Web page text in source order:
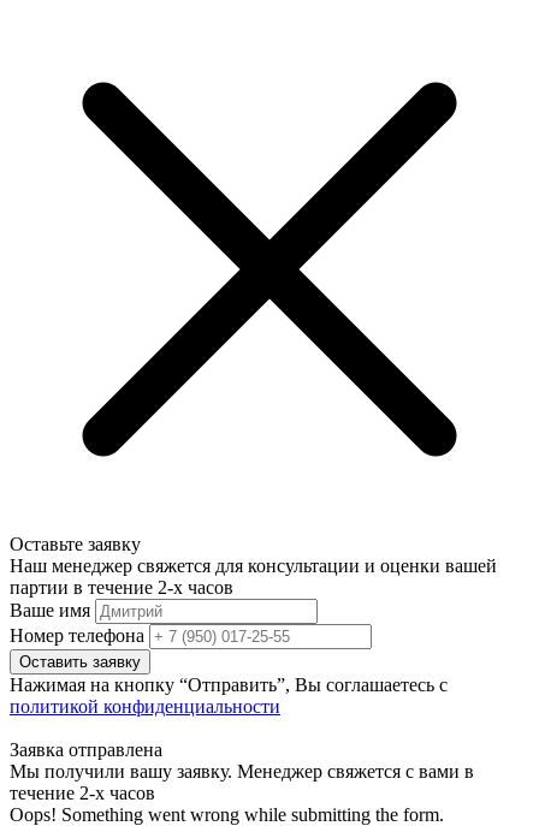
Оставьте заявку
Наш менеджер свяжется для консультации и оценки вашей
партии в течение 2-х часов
Ваше имя
Номер телефона
Нажимая на кнопку “Отправить”, Вы соглашаетесь с
политикой конфиденциальности
Заявка отправлена
Мы получили вашу заявку. Менеджер свяжется с вами в
течение 2-х часов
Oops! Something went wrong while submitting the form.